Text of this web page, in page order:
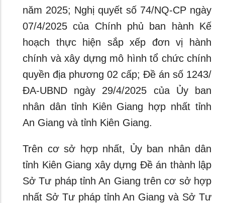
năm 2025; Nghị quyết số 74/NQ-CP ngày
07/4/2025 của Chính phủ ban hành Kế
hoạch thực hiện sắp xếp đơn vị hành
chính và xây dựng mô hình tổ chức chính
quyền địa phương 02 cấp; Đề án số 1243/
ĐA-UBND ngày 29/4/2025 của Ủy ban
nhân dân tỉnh Kiên Giang hợp nhất tỉnh
An Giang và tỉnh Kiên Giang.
Trên cơ sở hợp nhất, Ủy ban nhân dân
tỉnh Kiên Giang xây dựng Đề án thành lập
Sở Tư pháp tỉnh An Giang trên cơ sở hợp
nhất Sở Tư pháp tỉnh An Giang và Sở Tư